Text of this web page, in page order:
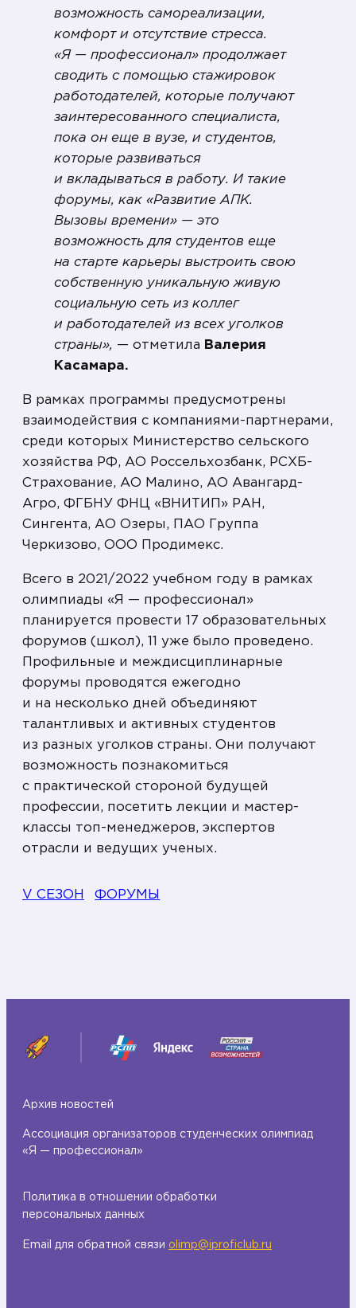
возможность самореализации,
комфорт и отсутствие стресса.
«Я — профессионал» продолжает
сводить с помощью стажировок
работодателей, которые получают
заинтересованного специалиста,
пока он еще в вузе, и студентов,
которые развиваться
и вкладываться в работу. И такие
форумы, как «Развитие АПК.
Вызовы времени» — это
возможность для студентов еще
на старте карьеры выстроить свою
собственную уникальную живую
социальную сеть из коллег
и работодателей из всех уголков
страны», — отметила Валерия
Касамара.
В рамках программы предусмотрены
взаимодействия с компаниями-партнерами,
среди которых Министерство сельского
хозяйства РФ, АО Россельхозбанк, РСХБ-
Страхование, АО Малино, АО Авангард-
Агро, ФГБНУ ФНЦ «ВНИТИП» РАН,
Сингента, АО Озеры, ПАО Группа
Черкизово, ООО Продимекс.
Всего в 2021/2022 учебном году в рамках
олимпиады «Я — профессионал»
планируется провести 17 образовательных
форумов (школ), 11 уже было проведено.
Профильные и междисциплинарные
форумы проводятся ежегодно
и на несколько дней объединяют
талантливых и активных студентов
из разных уголков страны. Они получают
возможность познакомиться
с практической стороной будущей
профессии, посетить лекции и мастер-
классы топ-менеджеров, экспертов
отрасли и ведущих ученых.
V СЕЗОН ФОРУМЫ
Архив новостей
Ассоциация организаторов студенческих олимпиад
«Я — профессионал»
Политика в отношении обработки
персональных данных
Email для обратной связи olimp@iproficlub.ru